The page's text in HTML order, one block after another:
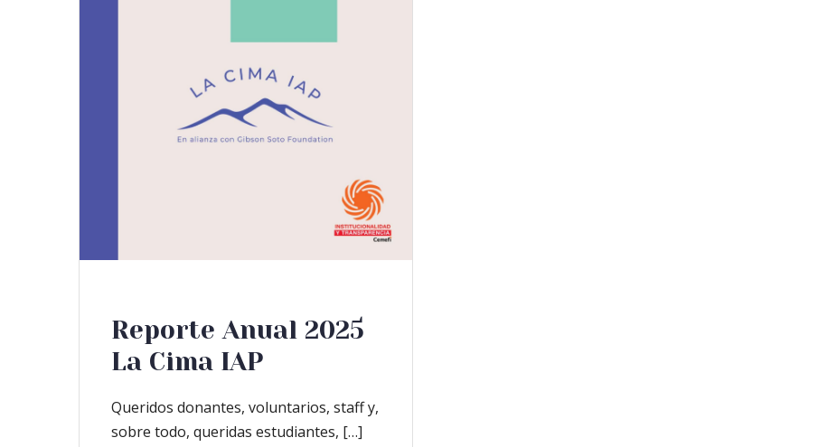
Reporte Anual 2025
La Cima IAP
Queridos donantes, voluntarios, staff y,
sobre todo, queridas estudiantes, […]